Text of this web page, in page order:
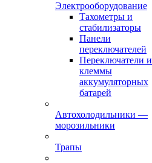
Электрооборудование
Тахометры и
стабилизаторы
Панели
переключателей
Переключатели и
клеммы
аккумуляторных
батарей
Автохолодильники —
морозильники
Трапы